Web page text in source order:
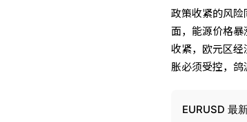
政策收紧的风险
面，能源价格
收紧，欧元区
胀必须受控，鸽
EURUSD 最